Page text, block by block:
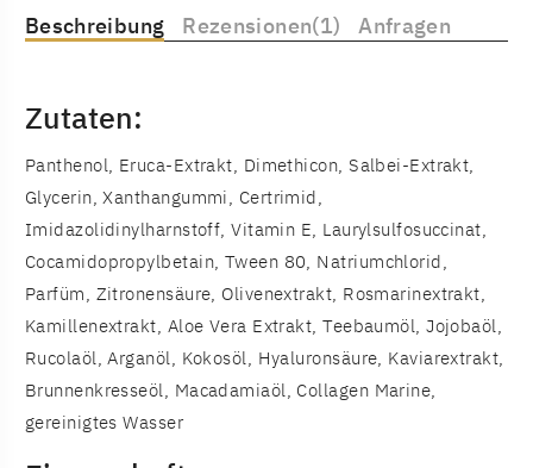
Beschreibung Rezensionen(1) Anfragen
Zutaten:
Panthenol, Eruca-Extrakt, Dimethicon, Salbei-Extrakt,
Glycerin, Xanthangummi, Certrimid,
Imidazolidinylharnstoff, Vitamin E, Laurylsulfosuccinat,
Cocamidopropylbetain, Tween 80, Natriumchlorid,
Parfüm, Zitronensäure, Olivenextrakt, Rosmarinextrakt,
Kamillenextrakt, Aloe Vera Extrakt, Teebaumöl, Jojobaöl,
Rucolaöl, Arganöl, Kokosöl, Hyaluronsäure, Kaviarextrakt,
Brunnenkresseöl, Macadamiaöl, Collagen Marine,
gereinigtes Wasser